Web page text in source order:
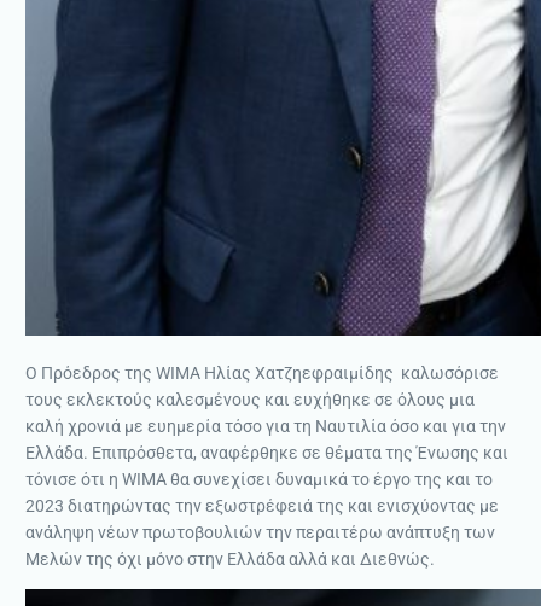
Ο Πρόεδρος της WIMA Ηλίας Χατζηεφραιμίδης καλωσόρισε
τους εκλεκτούς καλεσμένους και ευχήθηκε σε όλους μια
καλή χρονιά με ευημερία τόσο για τη Ναυτιλία όσο και για την
Ελλάδα. Επιπρόσθετα, αναφέρθηκε σε θέματα της Ένωσης και
τόνισε ότι η WIMA θα συνεχίσει δυναμικά το έργο της και το
2023 διατηρώντας την εξωστρέφειά της και ενισχύοντας με
ανάληψη νέων πρωτοβουλιών την περαιτέρω ανάπτυξη των
Μελών της όχι μόνο στην Ελλάδα αλλά και Διεθνώς.